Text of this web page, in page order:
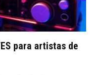
para artistas de